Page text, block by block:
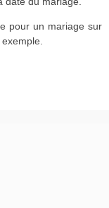
pour un mariage sur